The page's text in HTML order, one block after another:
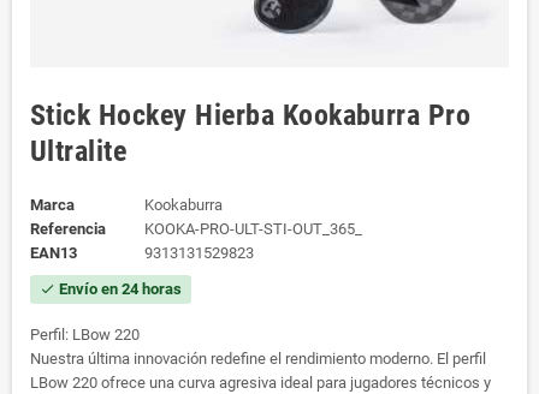
Stick Hockey Hierba Kookaburra Pro
Ultralite
Marca
Kookaburra
Referencia
KOOKA-PRO-ULT-STI-OUT_365_
EAN13
9313131529823
check Envío en 24 horas
Perfil: LBow 220
Nuestra última innovación redefine el rendimiento moderno. El perfil
LBow 220 ofrece una curva agresiva ideal para jugadores técnicos y